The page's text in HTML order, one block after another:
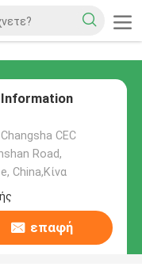
Information
CEC
Road,
China,Κίνα
επαφή